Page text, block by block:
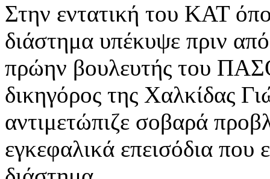
Στην εντατική του ΚΑΤ
διάστημα υπέκυψε πριν
πρώην βουλευτής του
δικηγόρος της Χαλκίδας
αντιμετώπιζε σοβαρά
εγκεφαλικά επεισόδια που